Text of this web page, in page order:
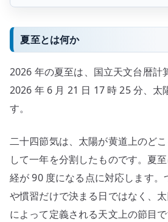
夏至とは何か
2026 年の夏至は、国立天文台暦計
2026 年 6 月 21 日 17 時 25 分、太
す。
二十四節気は、太陽が黄道上のど
して一年を分割したものです。夏
経が 90 度になる点に対応します
や慣習だけで決まる日ではなく、
によって定義される天文上の節目で